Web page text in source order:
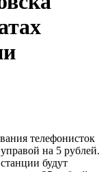
телефонисток
на 5 рублей.
будут